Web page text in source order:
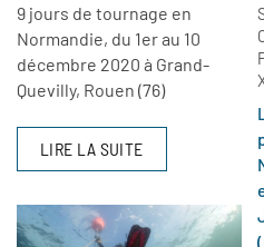
9 jours de tournage en
Normandie, du 1er au 10
décembre 2020 à Grand-
Quevilly, Rouen (76)
LIRE LA SUITE